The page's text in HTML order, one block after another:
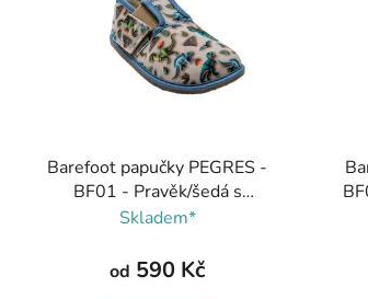
Barefoot papučky PEGRES -
BF01 - Pravěk/šedá s
tyrkysovou
Skladem*
od 590 Kč